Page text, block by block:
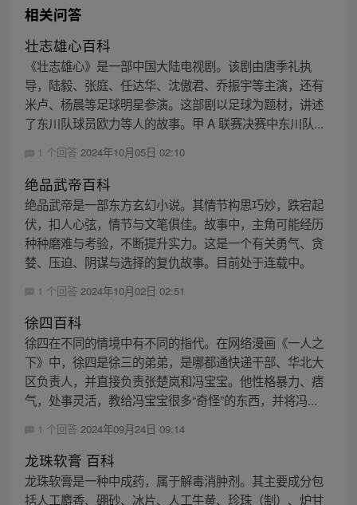
相关问答
壮志雄心百科
《壮志雄心》是一部中国大陆电视剧。该剧由唐季礼执
导，陆毅、张庭、任达华、沈傲君、乔振宇等主演，还有
米卢、杨晨等足球明星参演。这部剧以足球为题材，讲述
了东川队球员欧力等人的故事。甲 A 联赛决赛中东川队...
1 个回答 2024年10月05日 02:10
绝品武帝百科
绝品武帝是一部东方玄幻小说。其情节构思巧妙，跌宕起
伏，扣人心弦，情节与文笔俱佳。故事中，主角可能经历
种种磨难与考验，不断提升实力。这是一个有关勇气、贪
婪、压迫、阴谋与选择的复仇故事。目前处于连载中。
1 个回答 2024年10月02日 02:51
徐四百科
徐四在不同的情境中有不同的指代。在网络漫画《一人之
下》中，徐四是徐三的弟弟，是哪都通快递干部、华北大
区负责人，并直接负责张楚岚和冯宝宝。他性格暴力、痞
气，处事灵活，教给冯宝宝很多“奇怪”的东西，并将冯...
1 个回答 2024年09月24日 09:14
龙珠软膏 百科
龙珠软膏是一种中成药，属于解毒消肿剂。其主要成分包
括人工麝香、硼砂、冰片、人工牛黄、珍珠（制）、炉甘